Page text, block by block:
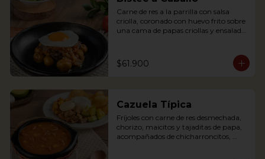
Accompanied with rice and avocado.
Carne de res a la parrilla con salsa
criolla, coronado con huevo frito sobre
una cama de papas criollas y ensalada
Horseback” is a traditional Colombian
dish where a Tenderloin steak is placed
$61.900
Cazuela Típica
Fríjoles con carne de res desmechada,
chorizo, maicitos y tajaditas de papa,
acompañados de chicharroncitos,